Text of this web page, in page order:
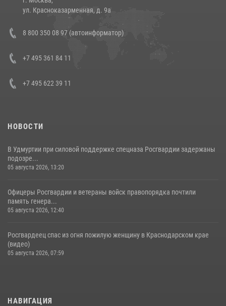
14 июля 2026, 12:20
В Росгвардии прошла военно-научная конференция по обобщению
боевого опыта
ул. Красноказарменная, д. 9а
8 800 350 08 97 (автоинформатор)
+7 495 361 84 11
+7 495 622 39 11
НОВОСТИ
В Удмуртии при силовой поддержке спецназа Росгвардии задержаны
подозре...
05 августа 2026, 13:20
Офицеры Росгвардии и ветераны войск правопорядка почтили
память генера...
05 августа 2026, 12:40
Росгвардеец спас из огня пожилую женщину в Краснодарском крае
(видео)
05 августа 2026, 07:59
НАВИГАЦИЯ